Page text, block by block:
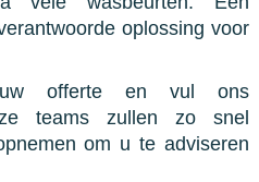
oplossing voor
offerte en vul ons
teams zullen zo snel
om u te adviseren